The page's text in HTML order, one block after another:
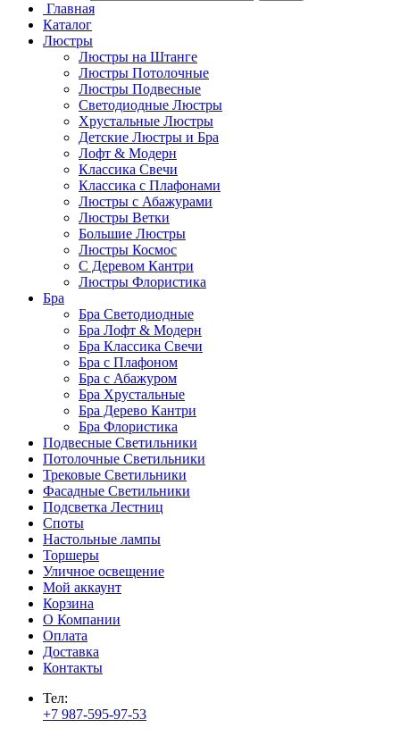
Главная
Каталог
Люстры
Люстры на Штанге
Люстры Потолочные
Люстры Подвесные
Светодиодные Люстры
Хрустальные Люстры
Детские Люстры и Бра
Лофт & Модерн
Классика Свечи
Классика с Плафонами
Люстры с Абажурами
Люстры Ветки
Большие Люстры
Люстры Космос
С Деревом Кантри
Люстры Флористика
Бра
Бра Светодиодные
Бра Лофт & Модерн
Бра Классика Свечи
Бра с Плафоном
Бра с Абажуром
Бра Хрустальные
Бра Дерево Кантри
Бра Флористика
Подвесные Светильники
Потолочные Светильники
Трековые Светильники
Фасадные Светильники
Подсветка Лестниц
Споты
Настольные лампы
Торшеры
Уличное освещение
Мой аккаунт
Корзина
О Компании
Оплата
Доставка
Контакты
Тел:
+7 987-595-97-53